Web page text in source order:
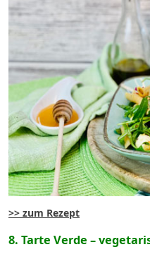
>> zum Rezept
8. Tarte Verde –